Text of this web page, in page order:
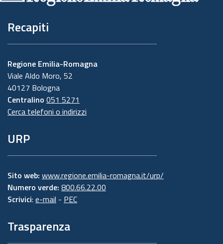
Recapiti
Regione Emilia-Romagna
Viale Aldo Moro, 52
40127 Bologna
Centralino 051 5271
Cerca telefoni o indirizzi
URP
Sito web: www.regione.emilia-romagna.it/urp/
Numero verde: 800.66.22.00
Scrivici: e-mail - PEC
Trasparenza